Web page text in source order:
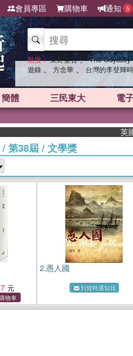
會員專區 購物車 通知 5
熱搜： 東野圭吾 、 The Odyssey
遊錄 、 方念華 、 台灣的李登輝
簡體 三民東大 電
英國出版
/ 第38屆 / 文學獎
2.愚人國
到貨時通知我